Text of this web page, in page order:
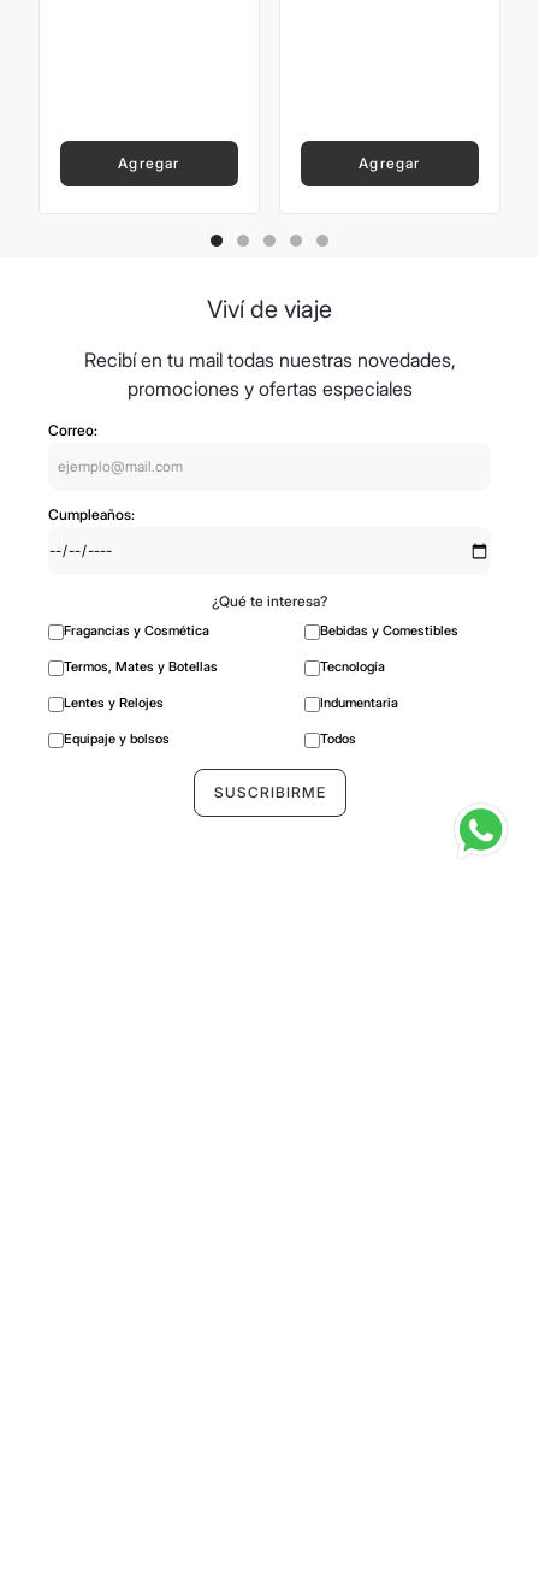
Agregar Agregar
Viví de viaje
Recibí en tu mail todas nuestras novedades,
promociones y ofertas especiales
Correo:
Cumpleaños:
¿Qué te interesa?
Fragancias y Cosmética Bebidas y Comestibles
Termos, Mates y Botellas Tecnología
Lentes y Relojes Indumentaria
Equipaje y bolsos Todos